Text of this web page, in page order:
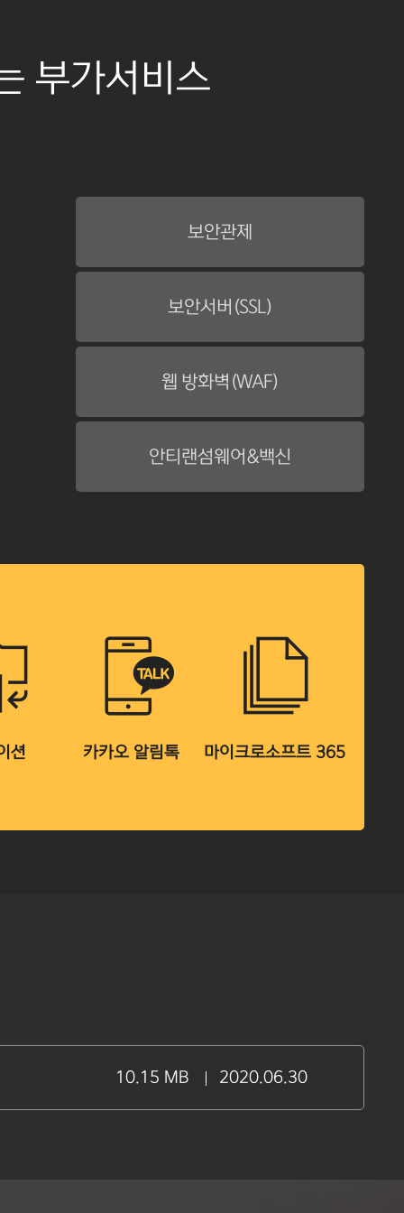
부가서비스
보안관제
보안서버(SSL)
웹 방화벽(WAF)
안티랜섬웨어&백신
션 카카오 알림톡 마이크로소프트 365
10.15 MB 2020.06.30